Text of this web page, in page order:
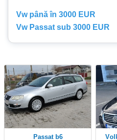
Vw până în 3000 EUR
Vw Passat sub 3000 EUR
Passat b6